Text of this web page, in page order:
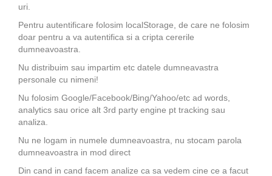
uri.
Pentru autentificare folosim localStorage, de care ne folosim
doar pentru a va autentifica si a cripta cererile
dumneavoastra.
Nu distribuim sau impartim etc datele dumneavastra
personale cu nimeni!
Nu folosim Google/Facebook/Bing/Yahoo/etc ad words,
analytics sau orice alt 3rd party engine pt tracking sau
analiza.
Nu ne logam in numele dumneavoastra, nu stocam parola
dumneavoastra in mod direct
Din cand in cand facem analize ca sa vedem cine ce a facut